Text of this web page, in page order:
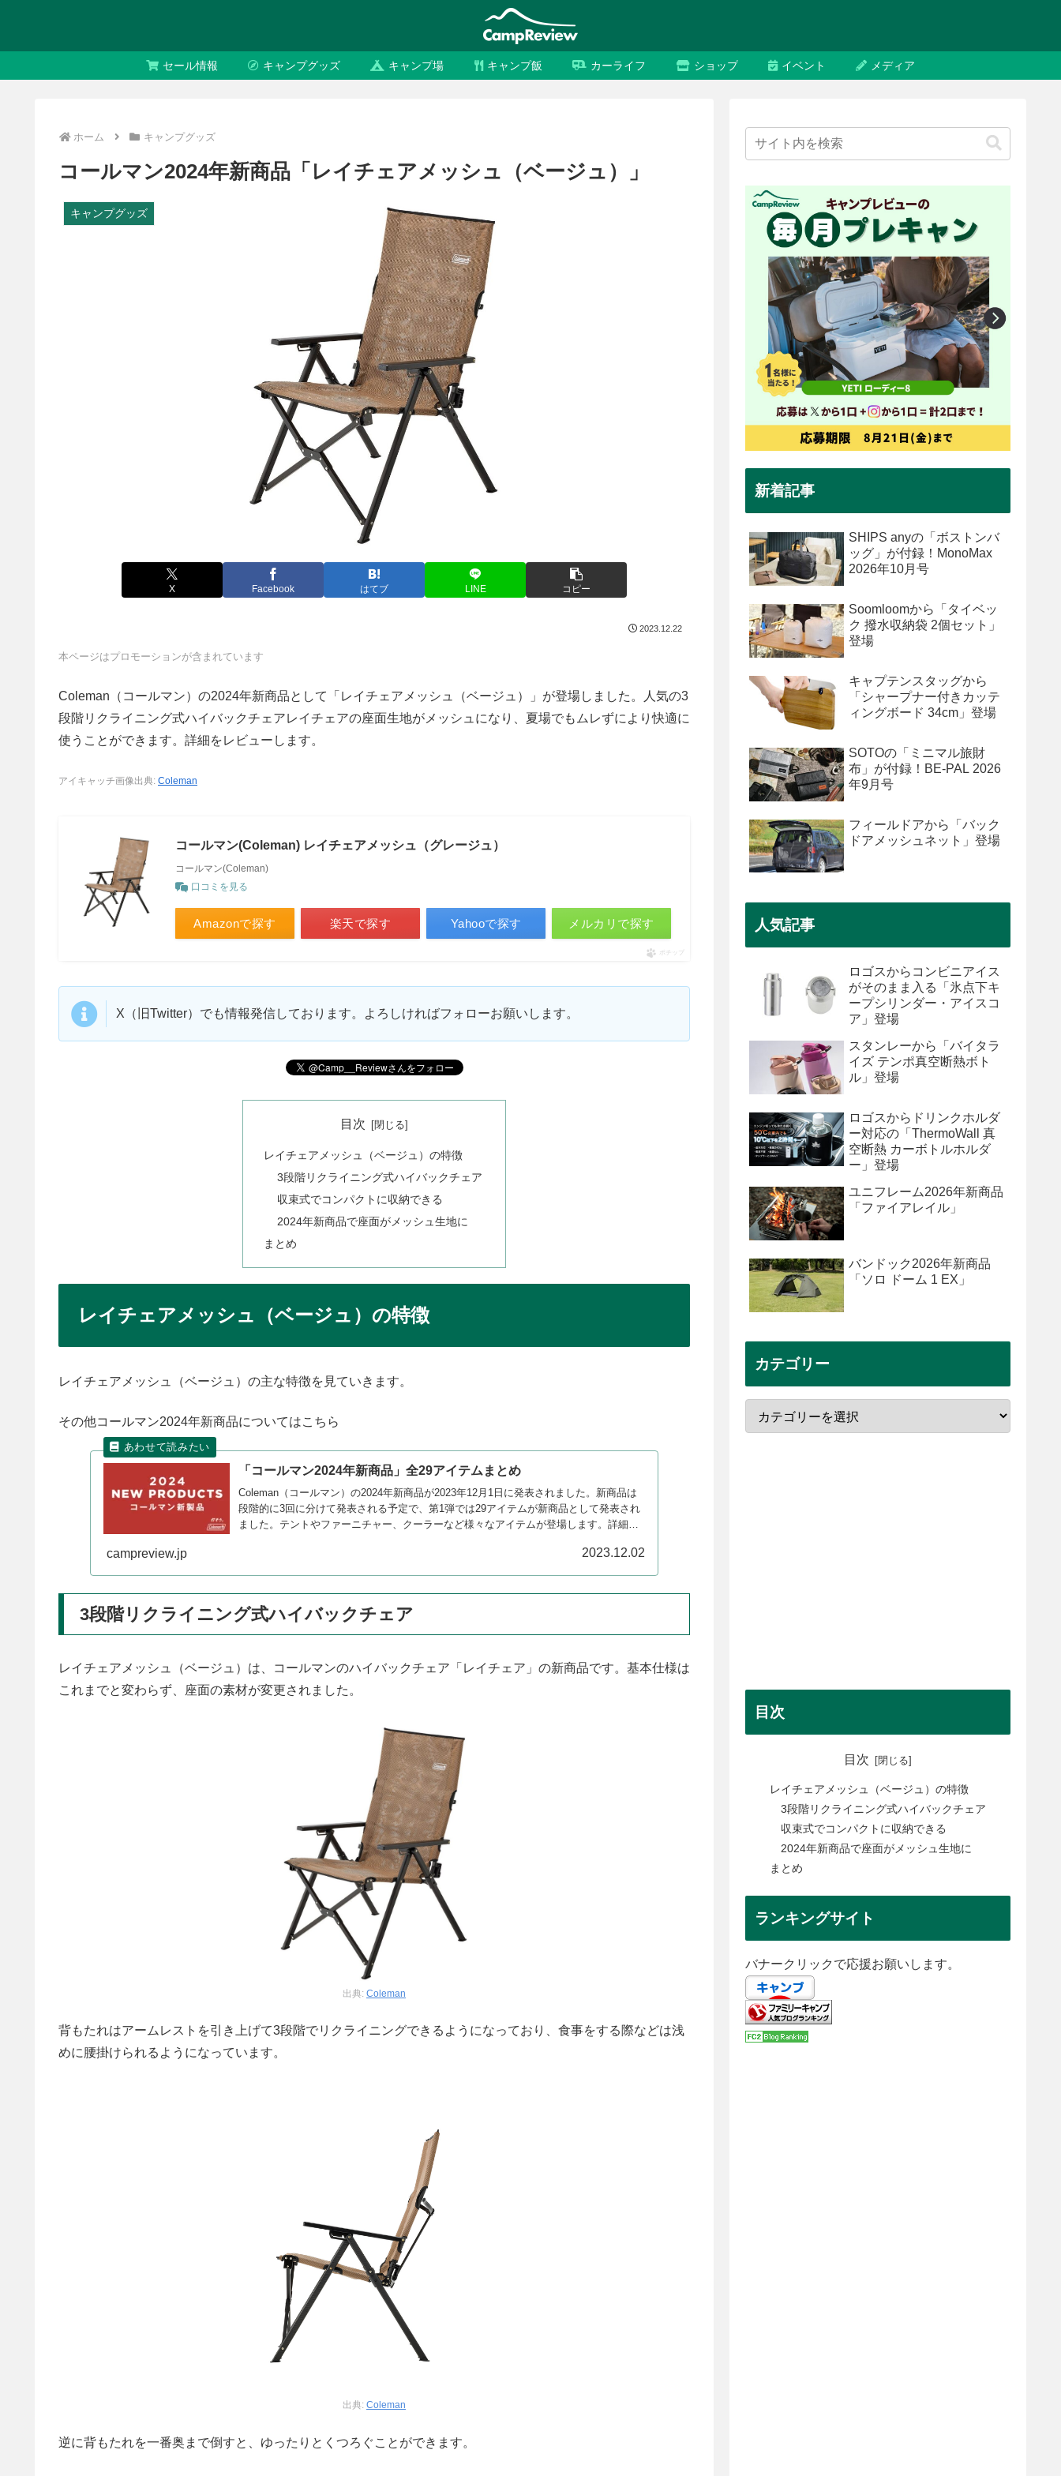
セール情報 キャンプグッズ キャンプ場 キャンプ飯 カーライフ ショップ イベント メディア
ホーム キャンプグッズ
コールマン2024年新商品「レイチェアメッシュ（ベージュ）」
キャンプグッズ
X Facebook はてブ LINE コピー
2023.12.22
本ページはプロモーションが含まれています
Coleman（コールマン）の2024年新商品として「レイチェアメッシュ（ベージュ）」が登場しました。人気の3
段階リクライニング式ハイバックチェアレイチェアの座面生地がメッシュになり、夏場でもムレずにより快適に
使うことができます。詳細をレビューします。
アイキャッチ画像出典: Coleman
コールマン(Coleman) レイチェアメッシュ（グレージュ）
コールマン(Coleman)
口コミを見る
Amazonで探す 楽天で探す Yahooで探す メルカリで探す
ポチップ
X（旧Twitter）でも情報発信しております。よろしければフォローお願いします。
目次
レイチェアメッシュ（ベージュ）の特徴
3段階リクライニング式ハイバックチェア
収束式でコンパクトに収納できる
2024年新商品で座面がメッシュ生地に
まとめ
レイチェアメッシュ（ベージュ）の特徴
レイチェアメッシュ（ベージュ）の主な特徴を見ていきます。
その他コールマン2024年新商品についてはこちら
「コールマン2024年新商品」全29アイテムまとめ
Coleman（コールマン）の2024年新商品が2023年12月1日に発表されました。新商品は
段階的に3回に分けて発表される予定で、第1弾では29アイテムが新商品として発表され
ました。テントやファーニチャー、クーラーなど様々なアイテムが登場します。詳細を
campreview.jp 2023.12.02
3段階リクライニング式ハイバックチェア
レイチェアメッシュ（ベージュ）は、コールマンのハイバックチェア「レイチェア」の新商品です。基本仕様は
これまでと変わらず、座面の素材が変更されました。
出典: Coleman
背もたれはアームレストを引き上げて3段階でリクライニングできるようになっており、食事をする際などは浅
めに腰掛けられるようになっています。
出典: Coleman
逆に背もたれを一番奥まで倒すと、ゆったりとくつろぐことができます。
新着記事
SHIPS anyの「ボストンバ
ッグ」が付録！MonoMax
2026年10月号
Soomloomから「タイベッ
ク 撥水収納袋 2個セット」
登場
キャプテンスタッグから
「シャープナー付きカッテ
ィングボード 34cm」登場
SOTOの「ミニマル旅財
布」が付録！BE-PAL 2026
年9月号
フィールドアから「バック
ドアメッシュネット」登場
人気記事
ロゴスからコンビニアイス
がそのまま入る「氷点下キ
ープシリンダー・アイスコ
ア」登場
スタンレーから「バイタラ
イズ テンポ真空断熱ボト
ル」登場
ロゴスからドリンクホルダ
ー対応の「ThermoWall 真
空断熱 カーボトルホルダ
ー」登場
ユニフレーム2026年新商品
「ファイアレイル」
バンドック2026年新商品
「ソロ ドーム 1 EX」
カテゴリー
目次
目次
レイチェアメッシュ（ベージュ）の特徴
3段階リクライニング式ハイバックチェア
収束式でコンパクトに収納できる
2024年新商品で座面がメッシュ生地に
まとめ
ランキングサイト
バナークリックで応援お願いします。